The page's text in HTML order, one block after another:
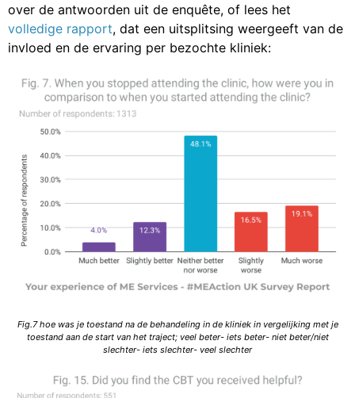
over de antwoorden uit de enquête, of lees het
volledige rapport, dat een uitsplitsing weergeeft van de
invloed en de ervaring per bezochte kliniek:
Fig.7 hoe was je toestand na de behandeling in de kliniek in vergelijking met je
toestand aan de start van het traject; veel beter- iets beter- niet beter/niet
slechter- iets slechter- veel slechter